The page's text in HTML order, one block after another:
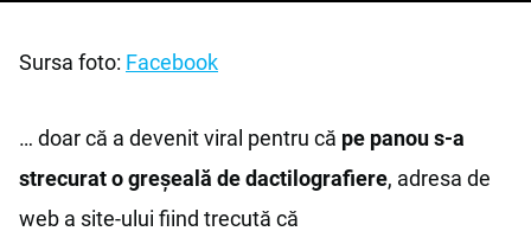
Sursa foto: Facebook
… doar că a devenit viral pentru că pe panou s-a
strecurat o greșeală de dactilografiere, adresa de
web a site-ului fiind trecută că